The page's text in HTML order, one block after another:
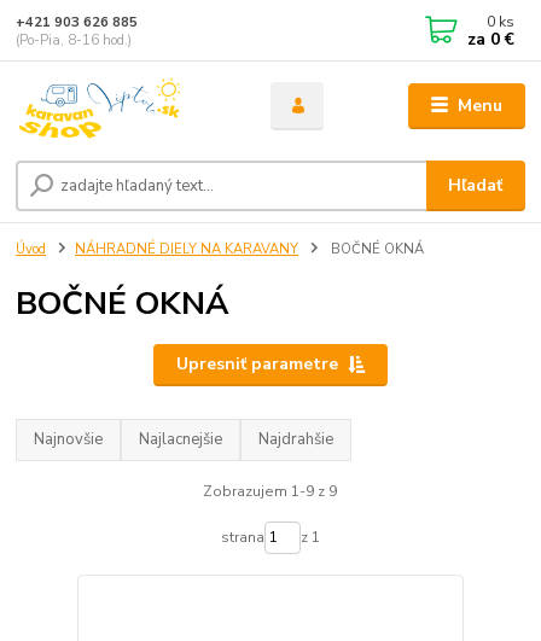
Menu
Hľadať
+421 903 626 885
(Po-Pia, 8-16 hod.)
0 ks
za 0 €
Úvod NÁHRADNÉ DIELY NA KARAVANY BOČNÉ OKNÁ
BOČNÉ OKNÁ
Upresniť parametre
Najnovšie Najlacnejšie Najdrahšie
Zobrazujem 1-9 z 9
strana z 1